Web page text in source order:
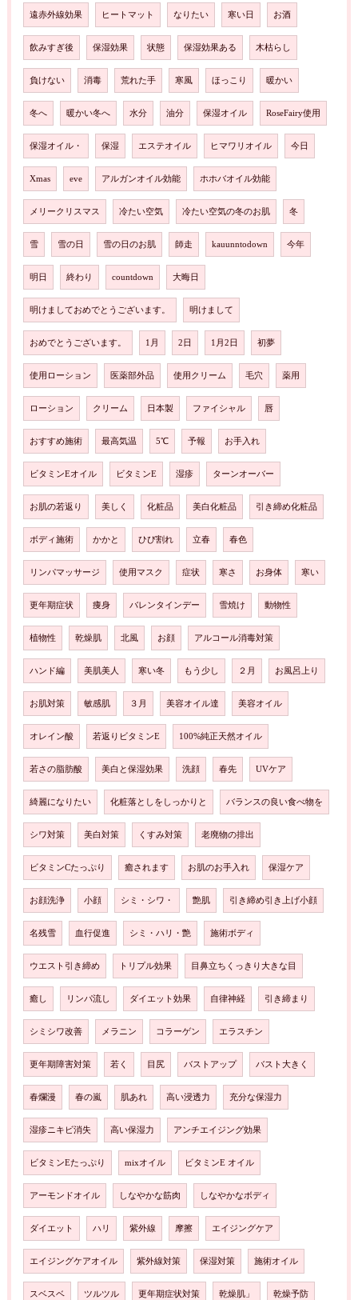
遠赤外線効果 ヒートマット なりたい 寒い日 お酒
飲みすぎ後 保湿効果 状態 保湿効果ある 木枯らし
負けない 消毒 荒れた手 寒風 ほっこり 暖かい
冬へ 暖かい冬へ 水分 油分 保湿オイル RoseFairy使用
保湿オイル・ 保湿 エステオイル ヒマワリオイル 今日
Xmas eve アルガンオイル効能 ホホバオイル効能
メリークリスマス 冷たい空気 冷たい空気の冬のお肌 冬
雪 雪の日 雪の日のお肌 師走 kauunntodown 今年
明日 終わり countdown 大晦日
明けましておめでとうございます。 明けまして
おめでとうございます。 1月 2日 1月2日 初夢
使用ローション 医薬部外品 使用クリーム 毛穴 薬用
ローション クリーム 日本製 ファイシャル 唇
おすすめ施術 最高気温 5℃ 予報 お手入れ
ビタミンEオイル ビタミンE 湿疹 ターンオーバー
お肌の若返り 美しく 化粧品 美白化粧品 引き締め化粧品
ボディ施術 かかと ひび割れ 立春 春色
リンパマッサージ 使用マスク 症状 寒さ お身体 寒い
更年期症状 痩身 バレンタインデー 雪焼け 動物性
植物性 乾燥肌 北風 お顔 アルコール消毒対策
ハンド編 美肌美人 寒い冬 もう少し ２月 お風呂上り
お肌対策 敏感肌 ３月 美容オイル達 美容オイル
オレイン酸 若返りビタミンE 100%純正天然オイル
若さの脂肪酸 美白と保湿効果 洗顔 春先 UVケア
綺麗になりたい 化粧落としをしっかりと バランスの良い食べ物を
シワ対策 美白対策 くすみ対策 老廃物の排出
ビタミンCたっぷり 癒されます お肌のお手入れ 保湿ケア
お顔洗浄 小顔 シミ・シワ・ 艶肌 引き締め引き上げ小顔
名残雪 血行促進 シミ・ハリ・艶 施術ボディ
ウエスト引き締め トリプル効果 目鼻立ちくっきり大きな目
癒し リンパ流し ダイエット効果 自律神経 引き締まり
シミシワ改善 メラニン コラーゲン エラスチン
更年期障害対策 若く 目尻 バストアップ バスト大きく
春爛漫 春の嵐 肌あれ 高い浸透力 充分な保湿力
湿疹ニキビ消失 高い保湿力 アンチエイジング効果
ビタミンEたっぷり mixオイル ビタミンE オイル
アーモンドオイル しなやかな筋肉 しなやかなボディ
ダイエット ハリ 紫外線 摩擦 エイジングケア
エイジングケアオイル 紫外線対策 保湿対策 施術オイル
スベスベ ツルツル 更年期症状対策 乾燥肌」 乾燥予防